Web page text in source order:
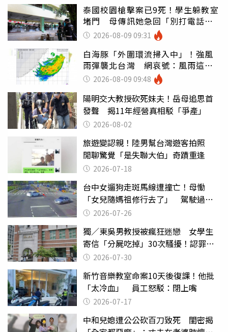
泰國校園槍擊案已9死！學生躲教室
堵門 母傳訊她急回「別打電話怕
鈴響」
2026-08-09 09:31
白海豚「外圍環流掃入中」！強風
雨彈襲北台灣 網哀號：風雨這麼
大還不放假
2026-08-09 09:48
陽明交大教授砍死妹夫！岳母追思首
發聲 揭11年經營真相駁「爭產」
2026-08-02
旅遊變認親！陸男幫台灣遊客拍照
閒聊驚覺「是失聯大伯」奇蹟重逢
2026-07-18
台中女遛狗走斑馬線遭撞亡！母慟
「女兒隨媽祖修行去了」 駕駛過失
致死判9月
2026-07-26
獨／東吳男教授被瘋狂迷戀 女學生
寄信「分屍吃掉」30次騷擾！認罪免
關 2026-07-30
新竹音樂教室命案10天後復課！他批
「太冷血」 員工怒駁：閉上嘴
2026-07-17
中和兒媳遭公公砍百刀致死 閨密揭